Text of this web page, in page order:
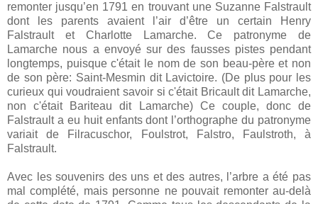
remonter jusqu’en 1791 en trouvant une Suzanne Falstrault
dont les parents avaient l’air d’être un certain Henry
Falstrault et Charlotte Lamarche. Ce patronyme de
Lamarche nous a envoyé sur des fausses pistes pendant
longtemps, puisque c'était le nom de son beau-père et non
de son père: Saint-Mesmin dit Lavictoire. (De plus pour les
curieux qui voudraient savoir si c'était Bricault dit Lamarche,
non c'était Bariteau dit Lamarche) Ce couple, donc de
Falstrault a eu huit enfants dont l’orthographe du patronyme
variait de Filracuschor, Foulstrot, Falstro, Faulstroth, à
Falstrault.
Avec les souvenirs des uns et des autres, l’arbre a été pas
mal complété, mais personne ne pouvait remonter au-delà